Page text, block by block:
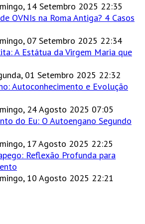
14 Setembro 2025 22:35
OVNIs na Roma Antiga? 4 Casos
07 Setembro 2025 22:34
A Estátua da Virgem Maria que
01 Setembro 2025 22:32
Autoconhecimento e Evolução
24 Agosto 2025 07:05
do Eu: O Autoengano Segundo
17 Agosto 2025 22:25
Reflexão Profunda para
10 Agosto 2025 22:21